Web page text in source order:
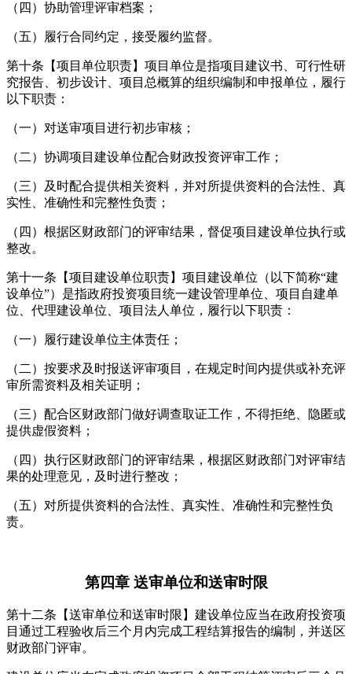
（四）协助管理评审档案；
（五）履行合同约定，接受履约监督。
第十条【项目单位职责】项目单位是指项目建议书、可行性研
究报告、初步设计、项目总概算的组织编制和申报单位，履行
以下职责：
（一）对送审项目进行初步审核；
（二）协调项目建设单位配合财政投资评审工作；
（三）及时配合提供相关资料，并对所提供资料的合法性、真
实性、准确性和完整性负责；
（四）根据区财政部门的评审结果，督促项目建设单位执行或
整改。
第十一条【项目建设单位职责】项目建设单位（以下简称“建
设单位”）是指政府投资项目统一建设管理单位、项目自建单
位、代理建设单位、项目法人单位，履行以下职责：
（一）履行建设单位主体责任；
（二）按要求及时报送评审项目，在规定时间内提供或补充评
审所需资料及相关证明；
（三）配合区财政部门做好调查取证工作，不得拒绝、隐匿或
提供虚假资料；
（四）执行区财政部门的评审结果，根据区财政部门对评审结
果的处理意见，及时进行整改；
（五）对所提供资料的合法性、真实性、准确性和完整性负
责。
第四章 送审单位和送审时限
第十二条【送审单位和送审时限】建设单位应当在政府投资项
目通过工程验收后三个月内完成工程结算报告的编制，并送区
财政部门评审。